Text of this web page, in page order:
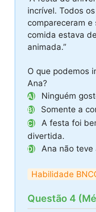
incrível. Todos
compareceram
comida estava
animada.”
O que podemos
Ana?
A) Ninguém
B) Somente a
C)
A festa foi
divertida.
D) Ana não teve
Habilidade
Questão 4